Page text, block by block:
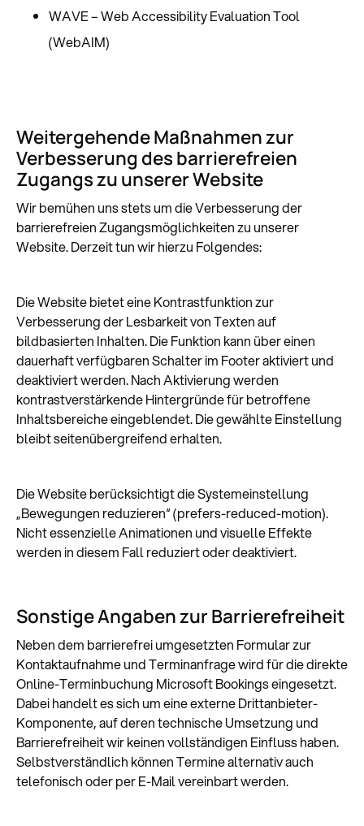
WAVE – Web Accessibility Evaluation Tool
(WebAIM)
Weitergehende Maßnahmen zur
Verbesserung des barrierefreien
Zugangs zu unserer Website
Wir bemühen uns stets um die Verbesserung der
barrierefreien Zugangsmöglichkeiten zu unserer
Website. Derzeit tun wir hierzu Folgendes:
Die Website bietet eine Kontrastfunktion zur
Verbesserung der Lesbarkeit von Texten auf
bildbasierten Inhalten. Die Funktion kann über einen
dauerhaft verfügbaren Schalter im Footer aktiviert und
deaktiviert werden. Nach Aktivierung werden
kontrastverstärkende Hintergründe für betroffene
Inhaltsbereiche eingeblendet. Die gewählte Einstellung
bleibt seitenübergreifend erhalten.
Die Website berücksichtigt die Systemeinstellung
„Bewegungen reduzieren“ (prefers-reduced-motion).
Nicht essenzielle Animationen und visuelle Effekte
werden in diesem Fall reduziert oder deaktiviert.
Sonstige Angaben zur Barrierefreiheit
Neben dem barrierefrei umgesetzten Formular zur
Kontaktaufnahme und Terminanfrage wird für die direkte
Online-Terminbuchung Microsoft Bookings eingesetzt.
Dabei handelt es sich um eine externe Drittanbieter-
Komponente, auf deren technische Umsetzung und
Barrierefreiheit wir keinen vollständigen Einfluss haben.
Selbstverständlich können Termine alternativ auch
telefonisch oder per E-Mail vereinbart werden.